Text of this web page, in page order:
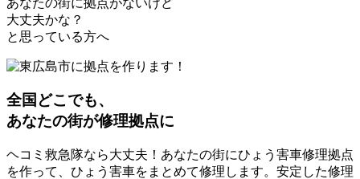
大丈夫かな？
と思っている方へ
全国どこでも、
あなたの街が修理拠点に
ヘコミ救急隊なら大丈夫！あなたの街にひょう害車修理拠点
を作って、ひょう害車をまとめて修理します。安定した修理